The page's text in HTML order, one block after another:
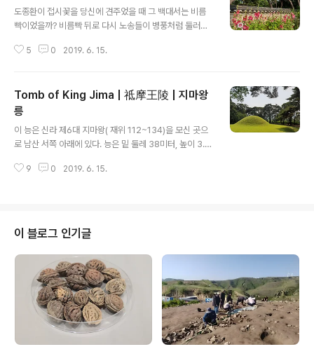
도종환이 접시꽃을 당신에 견주었을 때 그 백대서는 비름
빡이었을까? 비름빡 뒤로 다시 노송들이 병풍처럼 둘러쳤
포석정 비름빡 비낀 접시꽃 붉음 한창이라 천년사직 종말
5 0 2019. 6. 15.
Tomb of King Jima | 祗摩王陵 | 지마왕
릉
이 능은 신라 제6대 지마왕( 재위 112~134)을 모신 곳으
로 남산 서쪽 아래에 있다. 능은 밑 둘레 38미터, 높이 3.4
다. 지마왕은 파사왕婆婆王의 아들로 태어나 23년간 재
he foot of the western part of Mt. Namsan. The r
ound earthen mound measures 38m in circumfe
rence and 3.4m in height. King Jima was ..
9 0 2019. 6. 15.
이 블로그 인기글